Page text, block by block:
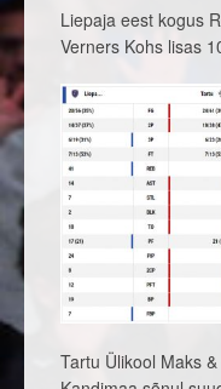
Liepaja eest kogus
Verners Kohs lisas
Tartu Ülikool Maks